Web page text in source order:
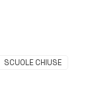
SCUOLE CHIUSE